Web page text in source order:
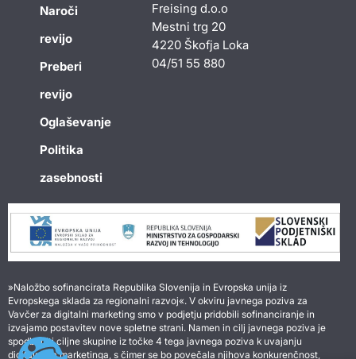
Naroči
revijo
Preberi
revijo
Oglaševanje
Politika
zasebnosti
Freising d.o.o
Mestni trg 20
4220 Škofja Loka
04/51 55 880
»Naložbo sofinancirata Republika Slovenija in Evropska unija iz
Evropskega sklada za regionalni razvoj«. V okviru javnega poziva za
Vavčer za digitalni marketing smo v podjetju pridobili sofinanciranje in
izvajamo postavitev nove spletne strani. Namen in cilj javnega poziva je
spodbuditi ciljne skupine iz točke 4 tega javnega poziva k uvajanju
digitalnega marketinga, s čimer se bo povečala njihova konkurenčnost,